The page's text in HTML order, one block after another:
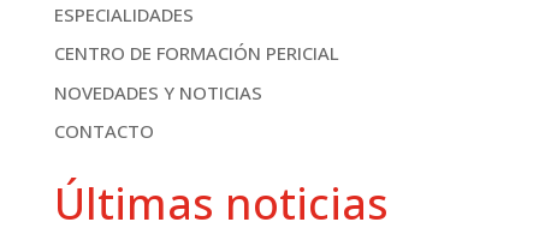
ESPECIALIDADES
CENTRO DE FORMACIÓN PERICIAL
NOVEDADES Y NOTICIAS
CONTACTO
Últimas noticias